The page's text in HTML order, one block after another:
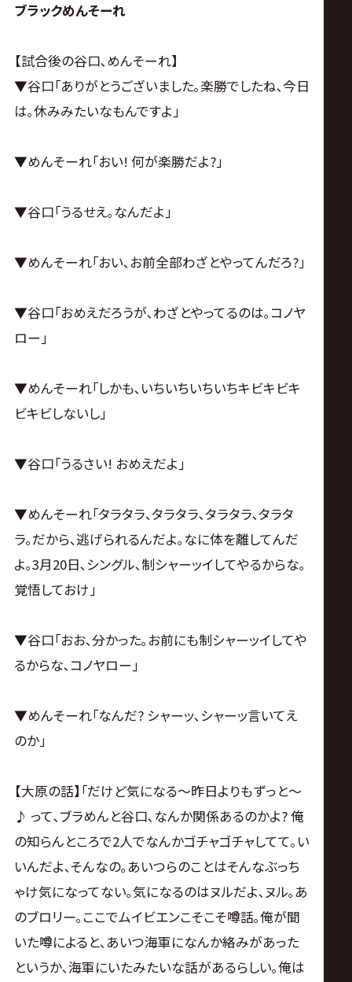
ブラックめんそーれ
【試合後の谷口､めんそーれ】
▼谷口｢ありがとうございました｡楽勝でしたね､今日
は｡休みみたいなもんですよ｣
▼めんそーれ｢おい! 何が楽勝だよ?｣
▼谷口｢うるせえ｡なんだよ｣
▼めんそーれ｢おい､お前全部わざとやってんだろ?｣
▼谷口｢おめえだろうが､わざとやってるのは｡コノヤ
ロー｣
▼めんそーれ｢しかも､いちいちいちいちキビキビキ
ビキビしないし｣
▼谷口｢うるさい! おめえだよ｣
▼めんそーれ｢タラタラ､タラタラ､タラタラ､タラタ
ラ｡だから､逃げられるんだよ｡なに体を離してんだ
よ｡3月20日､シングル､制シャーッイしてやるからな｡
覚悟しておけ｣
▼谷口｢おお､分かった｡お前にも制シャーッイしてや
るからな､コノヤロー｣
▼めんそーれ｢なんだ? シャーッ､シャーッ言いてえ
のか｣
【大原の話】｢だけど気になる～昨日よりもずっと～
♪ って､ブラめんと谷口､なんか関係あるのかよ? 俺
の知らんところで2人でなんかゴチャゴチャしてて｡い
いんだよ､そんなの｡あいつらのことはそんなぶっち
ゃけ気になってない｡気になるのはヌルだよ､ヌル｡あ
のブロリー｡ここでムイビエンこそこそ噂話｡俺が聞
いた噂によると､あいつ海軍になんか絡みがあった
というか､海軍にいたみたいな話があるらしい｡俺は